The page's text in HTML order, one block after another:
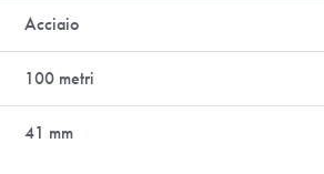
Acciaio
100 metri
41 mm